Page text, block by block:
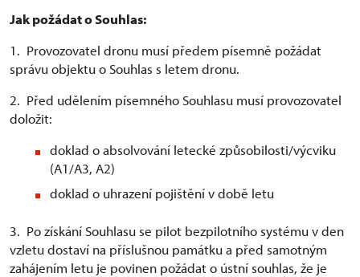
Jak požádat o Souhlas:
1. Provozovatel dronu musí předem písemně požádat
správu objektu o Souhlas s letem dronu.
2. Před udělením písemného Souhlasu musí provozovatel
doložit:
doklad o absolvování letecké způsobilosti/výcviku
(A1/A3, A2)
doklad o uhrazení pojištění v době letu
3. Po získání Souhlasu se pilot bezpilotního systému v den
vzletu dostaví na příslušnou památku a před samotným
zahájením letu je povinen požádat o ústní souhlas, že je